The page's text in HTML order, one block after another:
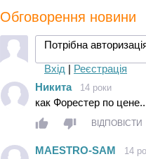
Обговорення новини
Потрібна
Вхід | Реєстрація
Никита 14 роки
как Форестер по
ВІДПОВІСТИ
MAESTRO-SAM 14